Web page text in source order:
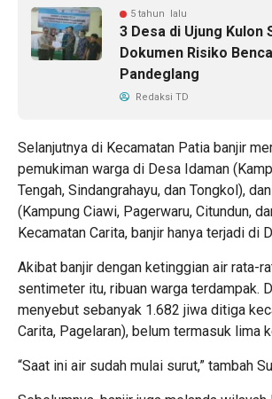
5 tahun lalu
3 Desa di Ujung Kulon
Dokumen Risiko
Pandeglang
Redaksi TD
Selanjutnya di Kecamatan Patia banjir
pemukiman warga di Desa Idaman
Tengah, Sindangrahayu, dan Tongkol),
(Kampung Ciawi, Pagerwaru, Citundun,
Kecamatan Carita, banjir hanya terjadi di
Akibat banjir dengan ketinggian air rata-
sentimeter itu, ribuan warga terdampak.
menyebut sebanyak 1.682 jiwa ditiga
Carita, Pagelaran), belum termasuk lima
“Saat ini air sudah mulai surut,” tambah